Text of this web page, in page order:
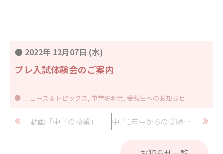
● 2022年 12月07日 (水)
プレ入試体験会のご案内
ニュース＆トピックス, 中学説明会, 受験生へのお知らせ
動画「中学の授業」 中学1年生からの受験生応援メッセージ